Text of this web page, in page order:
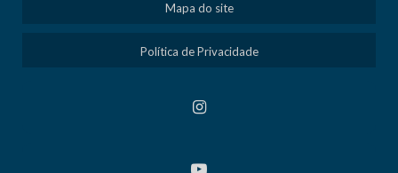
Mapa do site
Política de Privacidade